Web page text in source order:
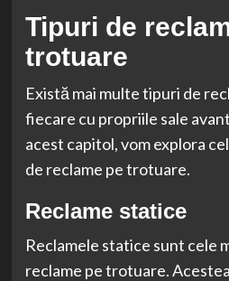
Tipuri de
trotuare
Există mai multe tipuri de
fiecare cu propriile sale
acest capitol, vom explora
de reclame pe trotuare.
Reclame statice
Reclamele statice sunt cele
reclame pe trotuare.